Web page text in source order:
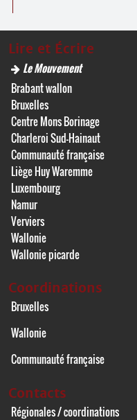
Lire et Écrire
Le Mouvement
Brabant wallon
Bruxelles
Centre Mons Borinage
Charleroi Sud-Hainaut
Communauté française
Liège Huy Waremme
Luxembourg
Namur
Verviers
Wallonie
Wallonie picarde
Coordinations
Bruxelles
Wallonie
Communauté française
Contacts
Régionales / coordinations